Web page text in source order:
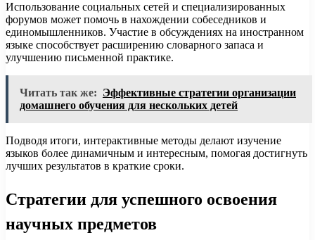
Использование социальных сетей и специализированных
форумов может помочь в нахождении собеседников и
единомышленников. Участие в обсуждениях на иностранном
языке способствует расширению словарного запаса и
улучшению письменной практике.
Читать так же: Эффективные стратегии организации
домашнего обучения для нескольких детей
Подводя итоги, интерактивные методы делают изучение
языков более динамичным и интересным, помогая достигнуть
лучших результатов в краткие сроки.
Стратегии для успешного освоения
научных предметов